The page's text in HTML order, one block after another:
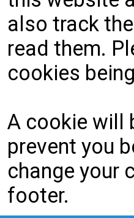
also track
read them.
cookies
A cookie will
prevent you
change your
footer.